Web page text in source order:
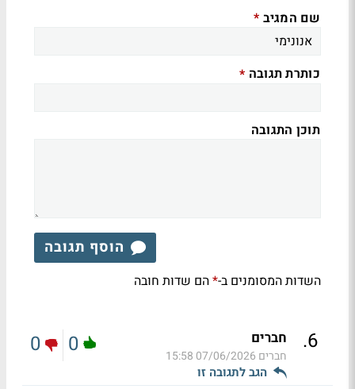
שם המגיב *
כותרת תגובה *
תוכן התגובה
הוסף תגובה
השדות המסומנים ב-*הם שדות חובה
6
. חברים
חברים 07/06/2026 15:58
הגב לתגובה זו
0
0